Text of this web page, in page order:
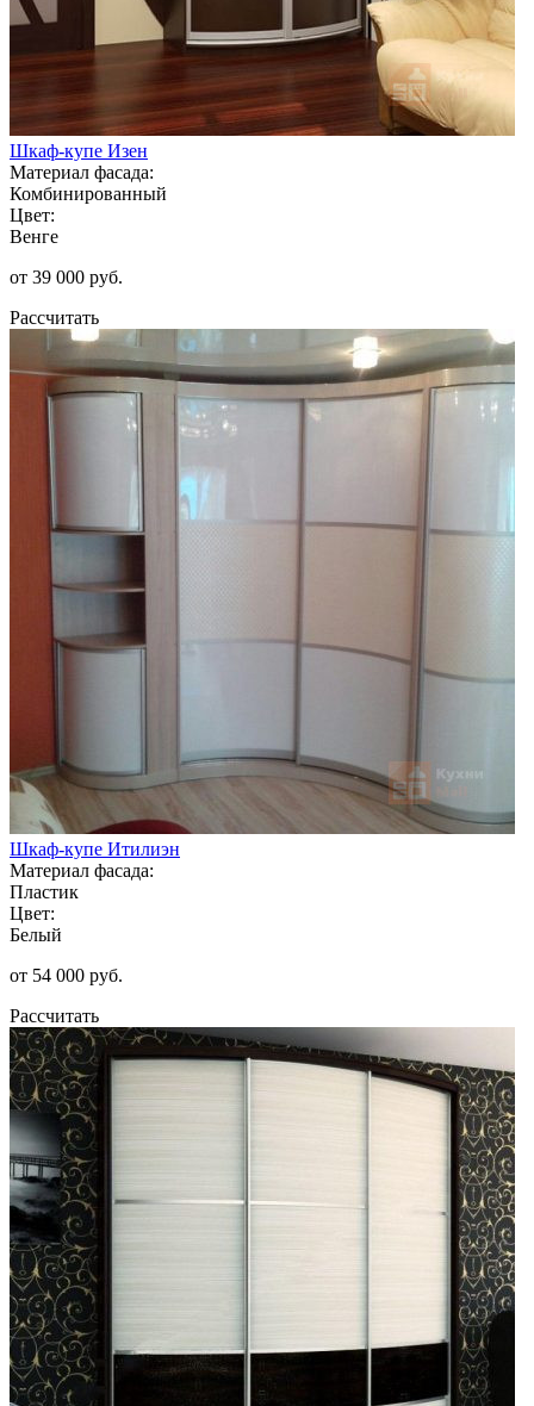
Шкаф-купе Изен
Материал фасада:
Комбинированный
Цвет:
Венге
от 39 000 руб.
Рассчитать
Шкаф-купе Итилиэн
Материал фасада:
Пластик
Цвет:
Белый
от 54 000 руб.
Рассчитать